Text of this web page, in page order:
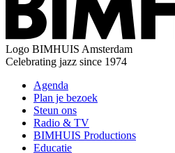
Logo BIMHUIS Amsterdam
Celebrating jazz since 1974
Agenda
Plan je bezoek
Steun ons
Radio & TV
BIMHUIS Productions
Educatie